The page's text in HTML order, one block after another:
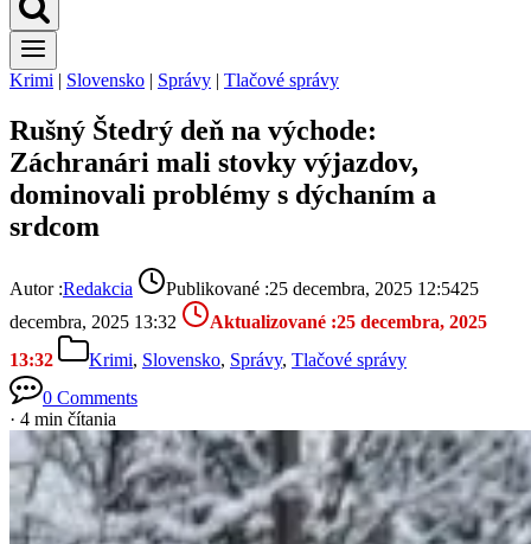
Krimi | Slovensko | Správy | Tlačové správy
Rušný Štedrý deň na východe:
Záchranári mali stovky výjazdov,
dominovali problémy s dýchaním a
srdcom
Autor :Redakcia Publikované :25 decembra, 2025 12:5425
decembra, 2025 13:32
Aktualizované :25 decembra, 2025
13:32
Krimi, Slovensko, Správy, Tlačové správy
0 Comments
· 4 min čítania